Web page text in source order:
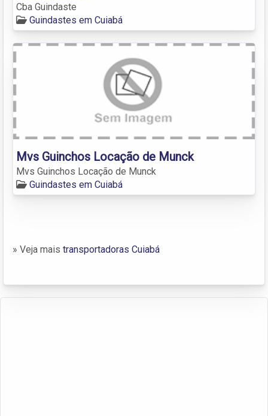
Cba Guindaste
Guindastes em Cuiabá
Mvs Guinchos Locação de Munck
Mvs Guinchos Locação de Munck
Guindastes em Cuiabá
» Veja mais transportadoras Cuiabá